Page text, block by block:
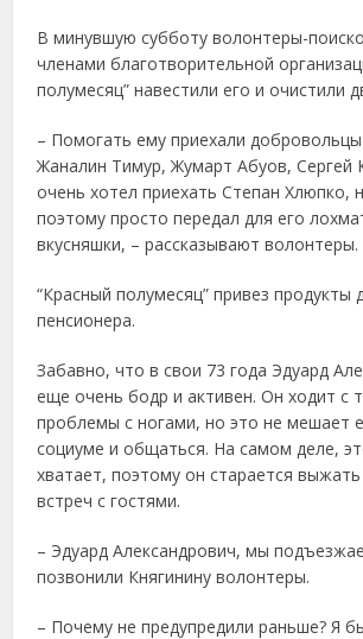
В минувшую субботу волонтеры-
членами благотворительной
полумесяц” навестили его и очистили
– Помогать ему приехали
Жаналин Тимур, Жумарт Абуов, Сергей
очень хотел приехать Степан Хлюпко,
поэтому просто передал для его
вкусняшки, – рассказывают волонтеры.
“Красный полумесяц” привез продукты
пенсионера.
Забавно, что в свои 73 года Эдуард
еще очень бодр и активен. Он ходит с
проблемы с ногами, но это не мешает
социуме и общаться. На самом деле,
хватает, поэтому он старается
встреч с гостями.
– Эдуард Александрович, мы
позвонили Княгинину волонтеры.
– Почему не предупредили раньше? Я